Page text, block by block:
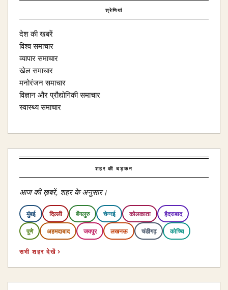
श्रेणियां
देश की खबरें
विश्व समाचार
व्यापार समाचार
खेल समाचार
मनोरंजन समाचार
विज्ञान और प्रौद्योगिकी समाचार
स्वास्थ्य समाचार
शहर की धड़कन
आज की ख़बरें, शहर के अनुसार।
मुंबई दिल्ली बेंगलुरु चेन्नई कोलकाता हैदराबाद
पुणे अहमदाबाद जयपुर लखनऊ चंडीगढ़ कोच्चि
सभी शहर देखें ›